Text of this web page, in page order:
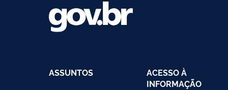
ASSUNTOS
ACESSO À
INFORMAÇÃO